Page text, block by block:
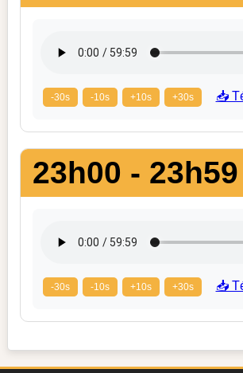
-30s -10s +10s +30s 📥
23h00 - 23h59
-30s -10s +10s +30s 📥